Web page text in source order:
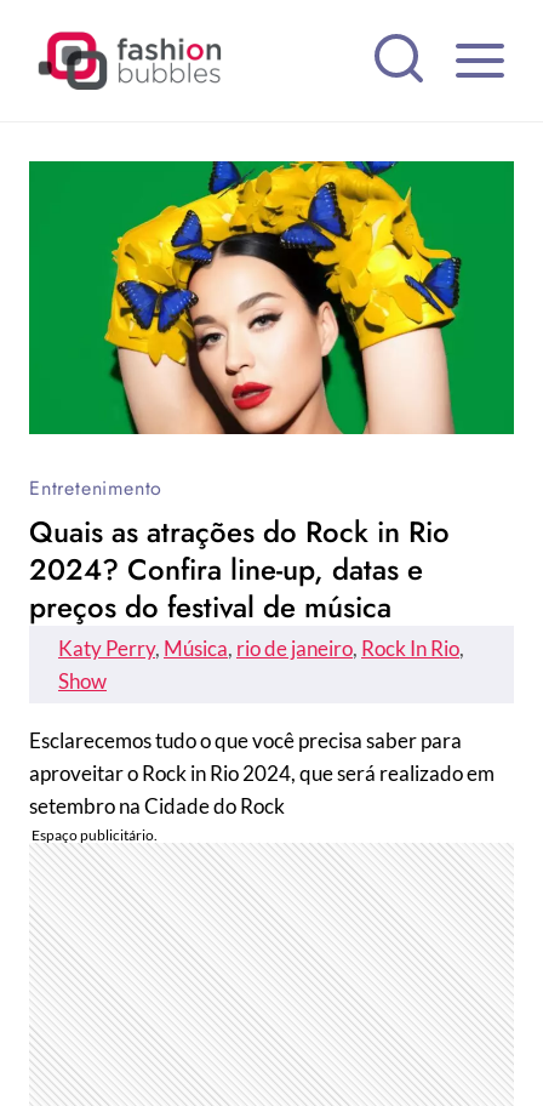
Entretenimento
Quais as atrações do Rock in Rio
2024? Confira line-up, datas e
preços do festival de música
Katy Perry, Música, rio de janeiro, Rock In Rio
Show
Esclarecemos tudo o que você precisa saber para
aproveitar o Rock in Rio 2024, que será realizado em
setembro na Cidade do Rock